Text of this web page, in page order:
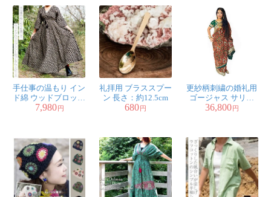
手仕事の温もり イン
ド綿 ウッドブロック
プリント フレアワン
7,980円
礼拝用 ブラススプー
ン 長さ：約12.5cm
680円
更紗柄刺繍の婚礼用
ゴージャス サリー
【チョリ付き】
36,800円